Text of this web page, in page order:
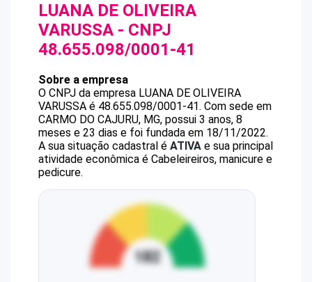
LUANA DE OLIVEIRA
VARUSSA - CNPJ
48.655.098/0001-41
Sobre a empresa
O CNPJ da empresa LUANA DE OLIVEIRA
VARUSSA é 48.655.098/0001-41. Com sede em
CARMO DO CAJURU, MG, possui 3 anos, 8
meses e 23 dias e foi fundada em 18/11/2022.
A sua situação cadastral é ATIVA e sua principal
atividade econômica é Cabeleireiros, manicure e
pedicure.